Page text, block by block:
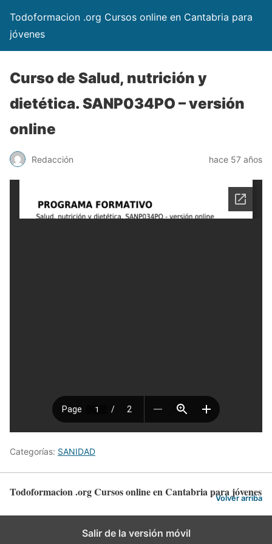
Todoformacion .org Cursos online en Cantabria para
jóvenes
Curso de Salud, nutrición y
dietética. SANP034PO – versión
online
Redacción hace 57 años
Categorías: SANIDAD
Todoformacion .org Cursos online en Cantabria para jóvenes
Volver arriba
Salir de la versión móvil